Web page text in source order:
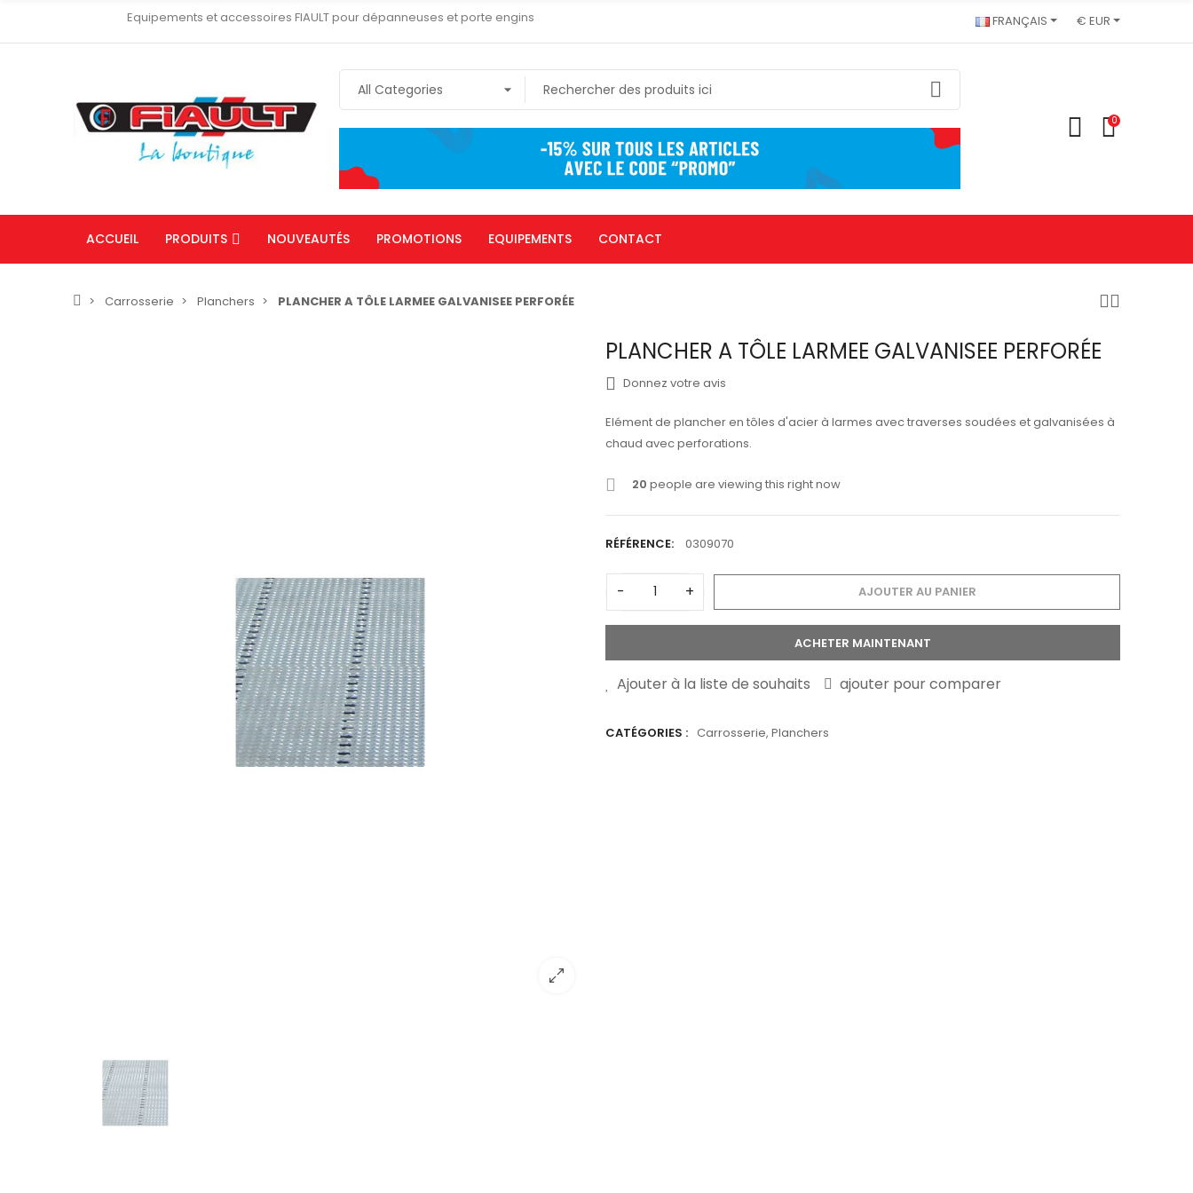
Equipements et accessoires FIAULT pour dépanneuses et porte engins FRANÇAIS € EUR
0
ACCUEIL PRODUITS NOUVEAUTÉS PROMOTIONS EQUIPEMENTS CONTACT
Carrosserie Planchers PLANCHER A TÔLE LARMEE GALVANISEE PERFORÉE
PLANCHER A TÔLE LARMEE GALVANISEE PERFORÉE
Donnez votre avis
Elément de plancher en tôles d'acier à larmes avec traverses soudées et galvanisées à
chaud avec perforations.
20 people are viewing this right now
RÉFÉRENCE: 0309070
- + AJOUTER AU PANIER
ACHETER MAINTENANT
Ajouter à la liste de souhaits ajouter pour comparer
CATÉGORIES : Carrosserie, Planchers